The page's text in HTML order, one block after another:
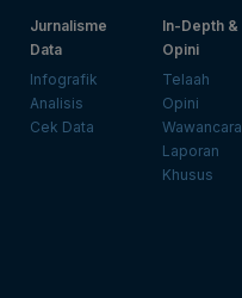
Jurnalisme
Data
Infografik
Analisis
Cek Data
In-Depth &
Opini
Telaah
Opini
Wawancara
Laporan
Khusus